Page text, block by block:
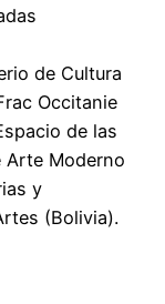
de Cultura
Occitanie
de las
Arte Moderno
y
(Bolivia).